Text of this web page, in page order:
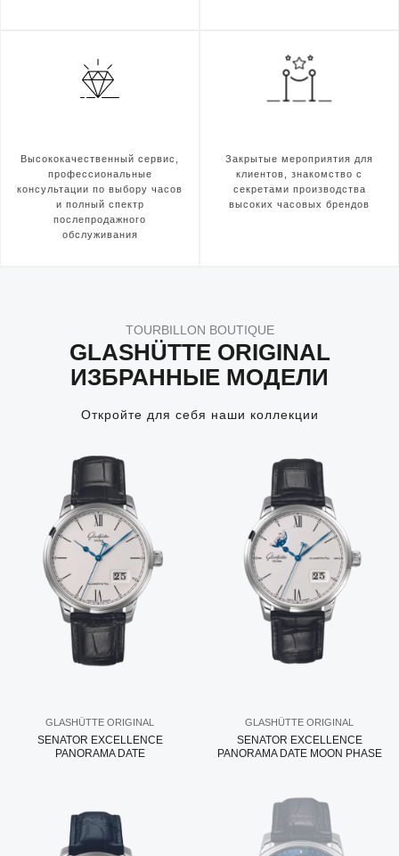
Высококачественный сервис,
профессиональные
консультации по выбору часов
и полный спектр
послепродажного
обслуживания
Закрытые мероприятия для
клиентов, знакомство с
секретами производства
высоких часовых брендов
TOURBILLON BOUTIQUE
GLASHÜTTE ORIGINAL
ИЗБРАННЫЕ МОДЕЛИ
Откройте для себя наши коллекции
GLASHÜTTE ORIGINAL
SENATOR EXCELLENCE
PANORAMA DATE
GLASHÜTTE ORIGINAL
SENATOR EXCELLENCE
PANORAMA DATE MOON PHASE